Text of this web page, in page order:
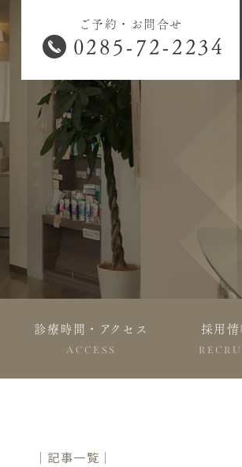
ご予約・お問合せ
0285-72-2234
診療時間・アクセス
ACCESS
採用情
│記事一覧│